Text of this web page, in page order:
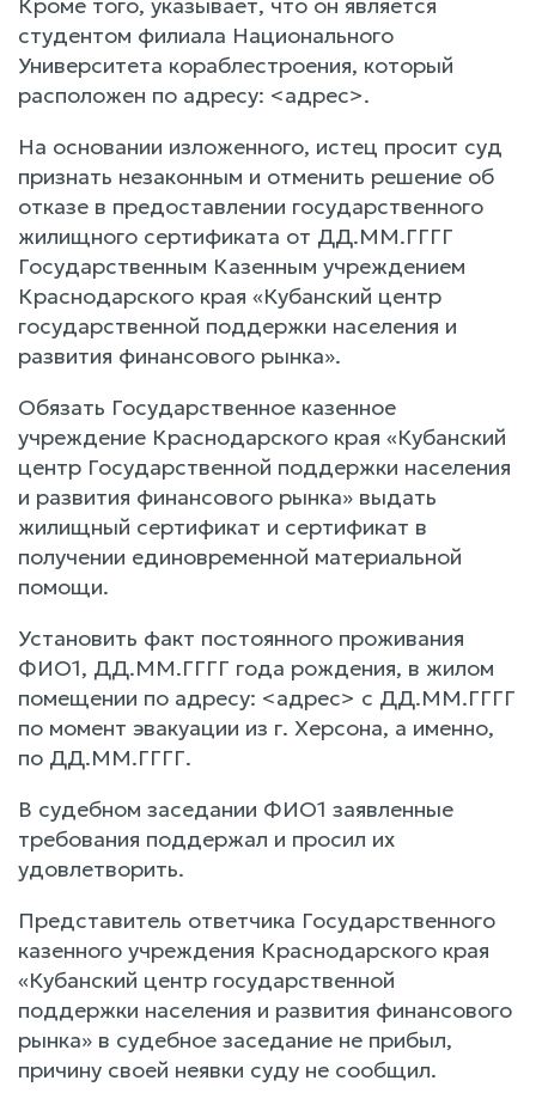
студентом филиала Национального
Университета кораблестроения, который
расположен по адресу: <адрес>.
На основании изложенного, истец просит суд
признать незаконным и отменить решение об
отказе в предоставлении государственного
жилищного сертификата от ДД.ММ.ГГГГ
Государственным Казенным учреждением
Краснодарского края «Кубанский центр
государственной поддержки населения и
развития финансового рынка».
Обязать Государственное казенное
учреждение Краснодарского края «Кубанский
центр Государственной поддержки населения
и развития финансового рынка» выдать
жилищный сертификат и сертификат в
получении единовременной материальной
помощи.
Установить факт постоянного проживания
ФИО1, ДД.ММ.ГГГГ года рождения, в жилом
помещении по адресу: <адрес> с ДД.ММ.ГГГГ
по момент эвакуации из г. Херсона, а именно,
по ДД.ММ.ГГГГ.
В судебном заседании ФИО1 заявленные
требования поддержал и просил их
удовлетворить.
Представитель ответчика Государственного
казенного учреждения Краснодарского края
«Кубанский центр государственной
поддержки населения и развития финансового
рынка» в судебное заседание не прибыл,
причину своей неявки суду не сообщил.